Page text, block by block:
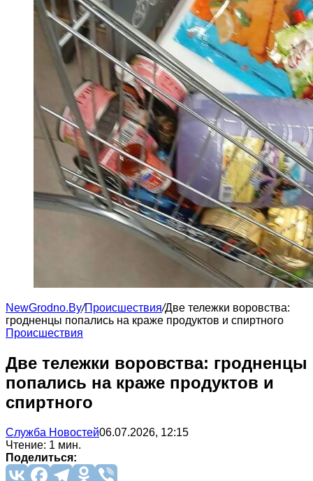
NewGrodno.By/Происшествия/Две тележки воровства:
гродненцы попались на краже продуктов и спиртного
Происшествия
Две тележки воровства: гродненцы
попались на краже продуктов и
спиртного
Служба Новостей06.07.2026, 12:15
Чтение: 1 мин.
Поделиться: